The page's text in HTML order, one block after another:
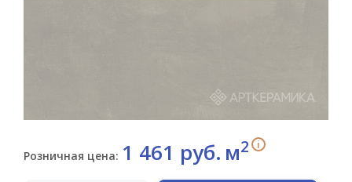
Розничная цена: 1 461 руб. м2 i